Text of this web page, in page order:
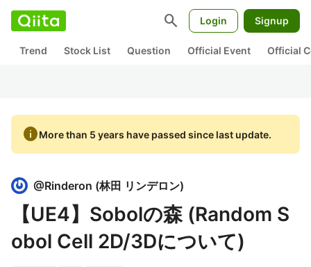
search Login Signup
Trend Stock List Question Official Event Official
infoMore than 5 years have passed since last update.
@Rinderon (林田 リンデロン)
【UE4】Sobolの森 (Random S
obol Cell 2D/3Dについて)